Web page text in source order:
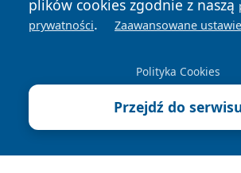
plików cookies zgodnie z naszą
prywatności. Zaawansowane
Polityka Cookies
Przejdź do